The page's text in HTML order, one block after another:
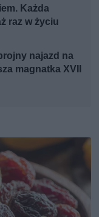
Każda
raz w życiu
najazd na
magnatka XVII